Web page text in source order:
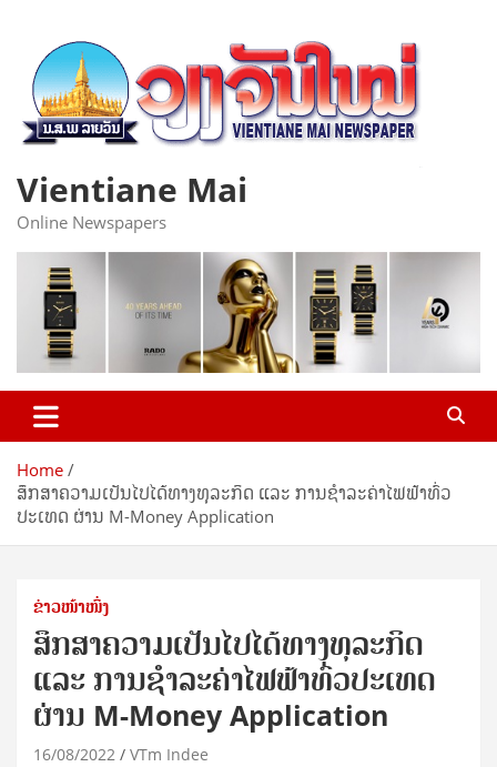
content
Vientiane Mai
Online Newspapers
Home
ສຶກສາຄວາມເປັນໄປໄດ້ທາງທຸລະກິດ ແລະ ການຊໍາລະຄ່າໄຟຟ້າທົ່ວ
ປະເທດ ຜ່ານ M-Money Application
ຂ່າວໜ້າໜຶ່ງ
ສຶກສາຄວາມເປັນໄປໄດ້ທາງທຸລະກິດ
ແລະ ການຊໍາລະຄ່າໄຟຟ້າທົ່ວປະເທດ
ຜ່ານ M-Money Application
16/08/2022 VTm Indee